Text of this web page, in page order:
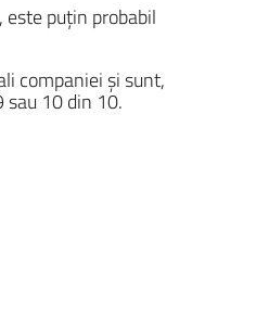
puțin probabil
companiei și sunt,
sau 10 din 10.